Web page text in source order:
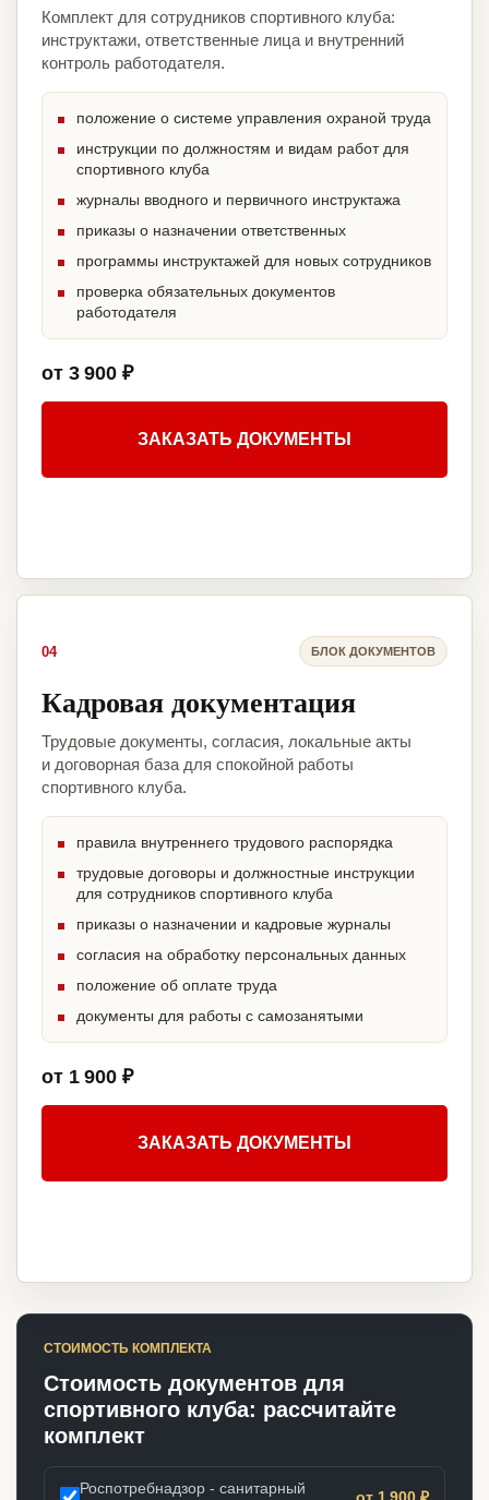
Комплект для сотрудников спортивного клуба:
инструктажи, ответственные лица и внутренний
контроль работодателя.
положение о системе управления охраной труда
инструкции по должностям и видам работ для
спортивного клуба
журналы вводного и первичного инструктажа
приказы о назначении ответственных
программы инструктажей для новых сотрудников
проверка обязательных документов
работодателя
от 3 900 ₽
ЗАКАЗАТЬ ДОКУМЕНТЫ
04 БЛОК ДОКУМЕНТОВ
Кадровая документация
Трудовые документы, согласия, локальные акты
и договорная база для спокойной работы
спортивного клуба.
правила внутреннего трудового распорядка
трудовые договоры и должностные инструкции
для сотрудников спортивного клуба
приказы о назначении и кадровые журналы
согласия на обработку персональных данных
положение об оплате труда
документы для работы с самозанятыми
от 1 900 ₽
ЗАКАЗАТЬ ДОКУМЕНТЫ
СТОИМОСТЬ КОМПЛЕКТА
Стоимость документов для
спортивного клуба: рассчитайте
комплект
Роспотребнадзор - санитарный
от 1 900 ₽